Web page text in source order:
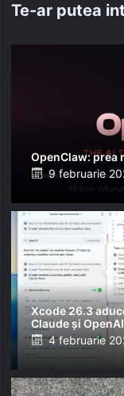
Te-ar putea
OpenClaw: prea
Posted
9 februarie
Xcode 26.3
Claude și
Posted
4 februarie